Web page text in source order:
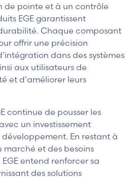
pointe et à un contrôle
EGE garantissent
Chaque composant
offrir une précision
dans des systèmes
aux utilisateurs de
et d'améliorer leurs
continue de pousser les
un investissement
En restant à
marché et des besoins
entend renforcer sa
des solutions